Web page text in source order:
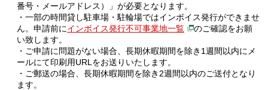
番号・メールアドレス）」が必要となります。
・一部の時間貸し駐車場・駐輪場ではインボイス発行ができませ
ん。申請前にインボイス発行不可事業地一覧
のご確認をお願
い致します。
・ご申請に問題がない場合、長期休暇期間を除き1週間以内にメ
ールにて印刷用URLをお送りいたします。
・ご郵送の場合、長期休暇期間を除き2週間以内のご送付となり
ます。